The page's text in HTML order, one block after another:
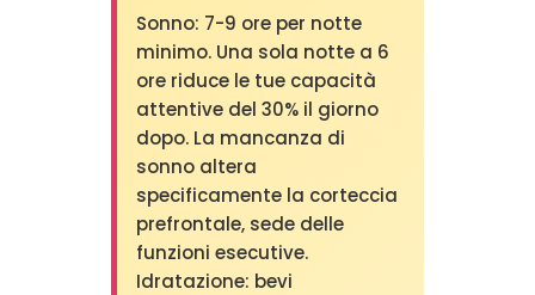
Sonno: 7-9 ore per notte
minimo. Una sola notte a 6
ore riduce le tue capacità
attentive del 30% il giorno
dopo. La mancanza di
sonno altera
specificamente la corteccia
prefrontale, sede delle
funzioni esecutive.
Idratazione: bevi